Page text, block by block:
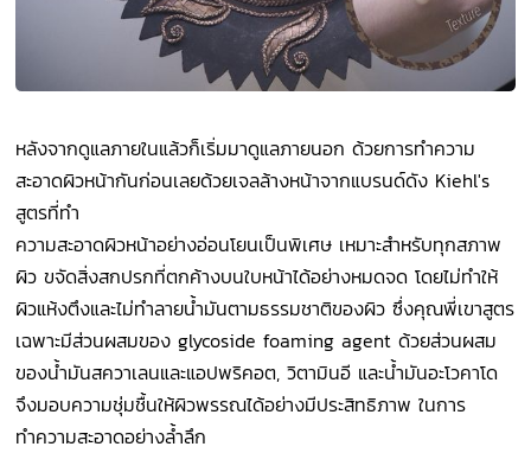
หลังจากดูแลภายในแล้วก็เริ่มมาดูแลภายนอก ด้วยการทำความ
สะอาดผิวหน้ากันก่อนเลยด้วยเจลล้างหน้าจากแบรนด์ดัง Kiehl's
สูตรที่ทำ
ความสะอาดผิวหน้าอย่างอ่อนโยนเป็นพิเศษ เหมาะสำหรับทุกสภาพ
ผิว ขจัดสิ่งสกปรกที่ตกค้างบนใบหน้าได้อย่างหมดจด โดยไม่ทำให้
ผิวแห้งตึงและไม่ทำลายน้ำมันตามธรรมชาติของผิว ซึ่งคุณพี่เขาสูตร
เฉพาะมีส่วนผสมของ glycoside foaming agent ด้วยส่วนผสม
ของน้ำมันสควาเลนและแอปพริคอต, วิตามินอี และน้ำมันอะโวคาโด
จึงมอบความชุ่มชื้นให้ผิวพรรณได้อย่างมีประสิทธิภาพ ในการ
ทำความสะอาดอย่างล้ำลึก